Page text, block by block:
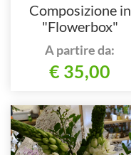
Composizione in
"Flowerbox"
A partire da:
€ 35,00